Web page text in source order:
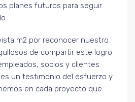
planes futuros para seguir
m2 por reconocer nuestro
de compartir este logro
socios y clientes.
un testimonio del esfuerzo y
en cada proyecto que